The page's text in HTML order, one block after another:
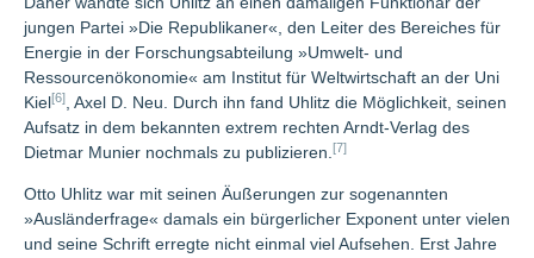
jungen Partei »Die Republikaner«, den Leiter des Bereiches für
Energie in der Forschungsabteilung »Umwelt- und
Ressourcenökonomie« am Institut für Weltwirtschaft an der Uni
Kiel[6] , Axel D. Neu. Durch ihn fand Uhlitz die Möglichkeit, seinen
Aufsatz in dem bekannten extrem rechten Arndt-Verlag des
Dietmar Munier nochmals zu publizieren. [7]
Otto Uhlitz war mit seinen Äußerungen zur sogenannten
»Ausländerfrage« damals ein bürgerlicher Exponent unter vielen
und seine Schrift erregte nicht einmal viel Aufsehen. Erst Jahre